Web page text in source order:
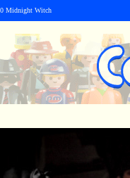
Midnight Witch